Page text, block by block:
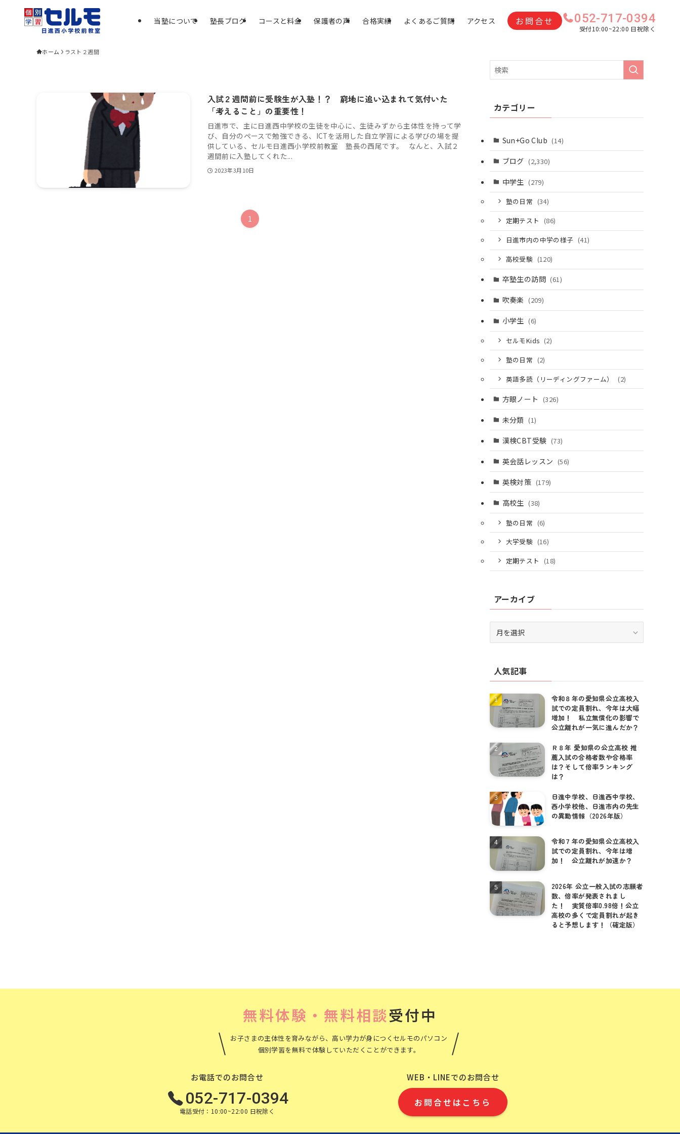
当塾について 塾長ブログ コースと料金 保護者の声 合格実績 よくあるご質問 アクセス お問合せ 052-717-0394
受付10:00~22:00 日祝除く
ホーム ラスト２週間
入試２週間前に受験生が入塾！？ 窮地に追い込まれて気付いた
「考えること」の重要性！
日進市で、主に日進西中学校の生徒を中心に、生徒みずから主体性を持って学
び、自分のペースで勉強できる、ICTを活用した自立学習による学びの場を提
供している、セルモ日進西小学校前教室 塾長の西尾です。 なんと、入試２
週間前に入塾してくれた...
2023年3月10日
1
カテゴリー
Sun+Go Club (14)
ブログ (2,330)
中学生 (279)
塾の日常 (34)
定期テスト (86)
日進市内の中学の様子 (41)
高校受験 (120)
卒塾生の訪問 (61)
吹奏楽 (209)
小学生 (6)
セルモKids (2)
塾の日常 (2)
英語多読（リーディングファーム）
(2)
方眼ノート (326)
未分類 (1)
漢検CBT受験 (73)
英会話レッスン (56)
英検対策 (179)
高校生 (38)
塾の日常 (6)
大学受験 (16)
定期テスト (18)
アーカイブ
ー
ブ人気記事
令和８年の愛知県公立高校入
試での定員割れ、今年は大幅
増加！ 私立無償化の影響で
公立離れが一気に進んだか？
Ｒ８年 愛知県の公立高校 推
薦入試の合格者数や合格率
は？そして倍率ランキング
は？
日進中学校、日進西中学校、
西小学校他、日進市内の先生
の異動情報（2026年版）
令和７年の愛知県公立高校入
試での定員割れ、今年は増
加！ 公立離れが加速か？
2026年 公立一般入試の志願者
数、倍率が発表されまし
た！ 実質倍率0.98倍！公立
高校の多くで定員割れが起き
ると予想します！（確定版）
無料体験・無料相談受付中
お子さまの主体性を育みながら、高い学力が身につくセルモのパソコン
個別学習を無料で体験していただくことができます。
お電話でのお問合せ
052-717-0394
電話受付：10:00~22:00 日祝除く
WEB・LINEでのお問合せ
お問合せはこちら